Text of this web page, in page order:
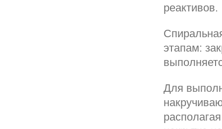
реактивов.
этапам:
Для